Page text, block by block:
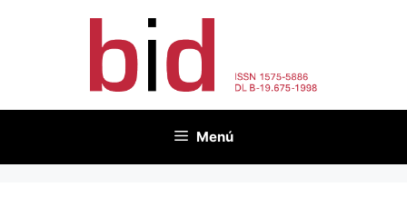
Menú